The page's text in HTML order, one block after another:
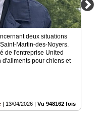
deux situations
Martin-des-Noyers.
de l'entreprise United
d'aliments pour chiens et
13/04/2026 Vu 948162 fois